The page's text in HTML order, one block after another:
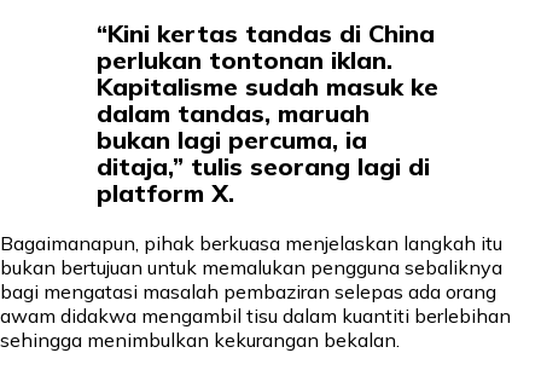
“Kini kertas tandas di China
perlukan tontonan iklan.
Kapitalisme sudah masuk ke
dalam tandas, maruah
bukan lagi percuma, ia
ditaja,” tulis seorang lagi di
platform X.
Bagaimanapun, pihak berkuasa menjelaskan langkah itu
bukan bertujuan untuk memalukan pengguna sebaliknya
bagi mengatasi masalah pembaziran selepas ada orang
awam didakwa mengambil tisu dalam kuantiti berlebihan
sehingga menimbulkan kekurangan bekalan.